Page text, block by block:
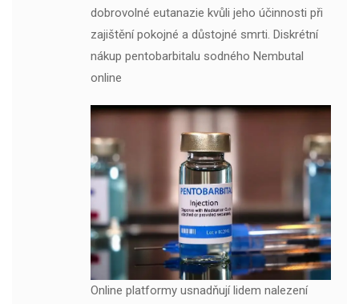
dobrovolné eutanazie kvůli jeho účinnosti při
zajištění pokojné a důstojné smrti. Diskrétní
nákup pentobarbitalu sodného Nembutal
online
Online platformy usnadňují lidem nalezení